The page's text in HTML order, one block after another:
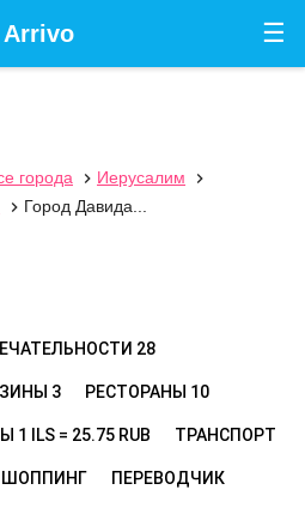
☰
Arrivo
города  Иерусалим

 Город Давида...
28
3 РЕСТОРАНЫ 10
1 ILS = 25.75 RUB ТРАНСПОРТ
ШОППИНГ ПЕРЕВОДЧИК